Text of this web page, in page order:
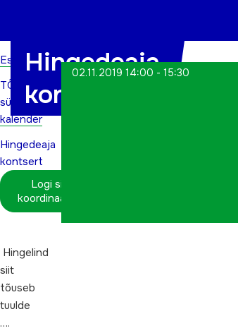
Esileht
TÕN
sündmuste
kalender
Hingedeaja
kontsert
Logi sisse
koordinaatorina
Hingedeaja
kontsert
02.11.2019 14:00 - 15:30
Hingelind
siit
tõuseb
tuulde
….